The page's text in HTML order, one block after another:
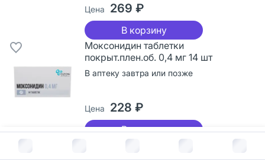
В корзину за руб.
Цена 269 ₽
В корзину
Моксонидин таблетки
покрыт.плен.об. 0,4 мг 14 шт
В аптеку завтра или позже
Цена 228 ₽
В корзину
Моксонидин таблетки